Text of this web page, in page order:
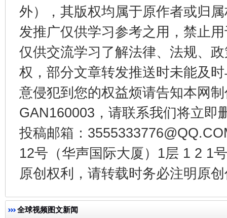
外），其版权均属于原作者或归
发推广仅供学习参考之用，禁止
仅供交流学习了解法律、法规、
权，部分文章转发推送时未能及
意侵犯到您的权益烦请告知本网
GAN160003，请联系我们将立即
投稿邮箱：
12号（华声国际大厦）1层 1 2 1
原创权利，请转载时务必注明原
全球视频图文新闻
东山县通报“牛蛙产品抗生素超标问题” 法
千年窑火 生生不息